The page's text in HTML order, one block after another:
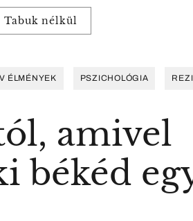
Tabuk nélkül
ÉLMÉNYEK PSZICHOLÓGIA
amivel
békéd